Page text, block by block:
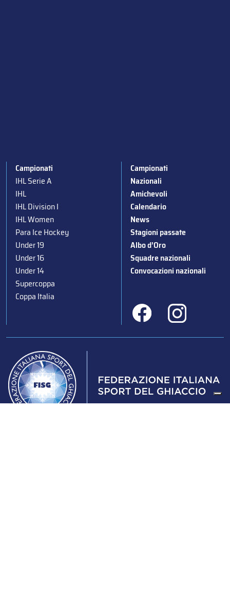
Campionati
IHL Serie A
IHL
IHL Division I
IHL Women
Para Ice Hockey
Under 19
Under 16
Under 14
Supercoppa
Coppa Italia
Campionati
Nazionali
Amichevoli
Calendario
News
Stagioni passate
Albo d’Oro
Squadre nazionali
Convocazioni nazionali